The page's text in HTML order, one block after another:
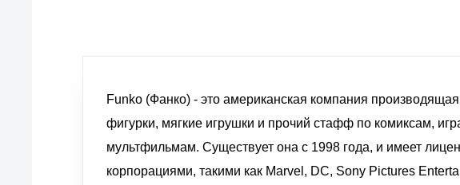
Funko (Фанко) - это американская компания
фигурки, мягкие игрушки и прочий стафф по комиксам,
мультфильмам. Существует она с 1998 года, и имеет
корпорациями, такими как Marvel, DC, Sony Pictures